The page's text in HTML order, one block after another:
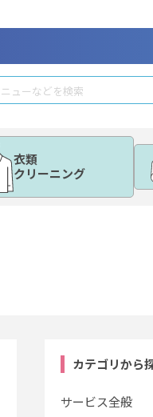
衣類
クリーニング
カテゴリから
サービス全般